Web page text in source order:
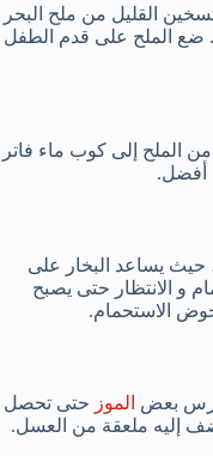
القليل من ملح البحر
ضع الملح على قدم الطفل
مؤقتاً. فقط أضف 4/1 أو 2/1 ملعقة صغيرة من الملح إلى كوب ماء فاتر
أفضل.
حيث يساعد البخار على
و الانتظار حتى يصبح
الاستحمام.
بعض الموز حتى تحصل
ثم اترك الخليط يبرد و أضف إليه ملعقة من العسل.